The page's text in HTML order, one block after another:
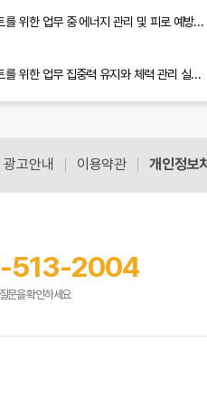
테라피스트를 위한 업무 중 에너지 관리 및 피로 예방 실무 가이드
테라피스트를 위한 업무 집중력 유지와 체력 관리 실무 전략
그 더보기
광고안내 이용약관 개인정보
513-2004
문을 확인하세요